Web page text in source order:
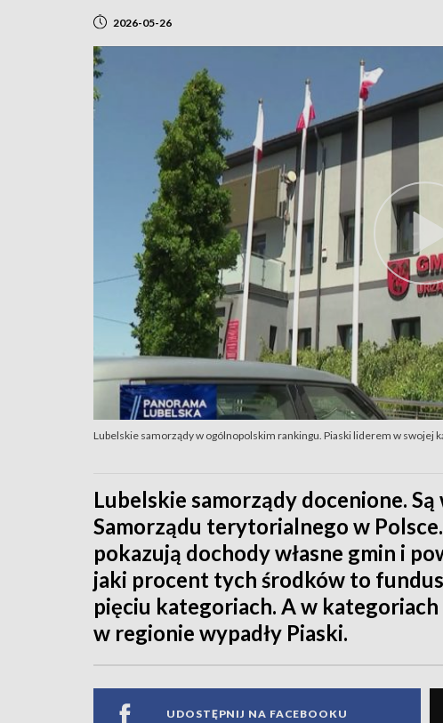
2026-05-26
Lubelskie samorządy w ogólnopolskim rankingu. Piaski liderem w swojej
Lubelskie samorządy docenione.
Samorządu terytorialnego w
pokazują dochody własne gmin i
jaki procent tych środków to
pięciu kategoriach. A w
w regionie wypadły Piaski.
UDOSTĘPNIJ NA FACEBOOKU